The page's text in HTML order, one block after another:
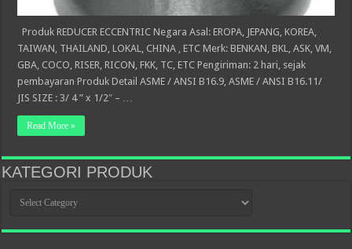
Produk REDUCER ECCENTRIC Negara Asal: EROPA, JEPANG, KOREA,
TAIWAN, THAILAND, LOKAL, CHINA , ETC Merk: BENKAN, BKL, ASK, VM,
GBA, COCO, RISER, RICON, FKK, TC, ETC Pengiriman: 2 hari, sejak
pembayaran Produk Detail ASME / ANSI B16.9, ASME / ANSI B16.11/
JIS SIZE : 3/ 4 ” x 1/2″ – …
Read More »
KATEGORI PRODUK
PRODUK